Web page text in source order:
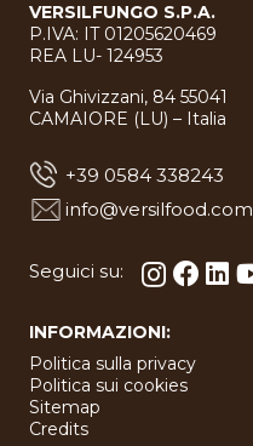
VERSILFUNGO S.P.A.
P.IVA: IT 01205620469
REA LU- 124953
Via Ghivizzani, 84 55041
CAMAIORE (LU) – Italia
+39 0584 338243
info@versilfood.com
Seguici su:
INFORMAZIONI:
Politica sulla privacy
Politica sui cookies
Sitemap
Credits